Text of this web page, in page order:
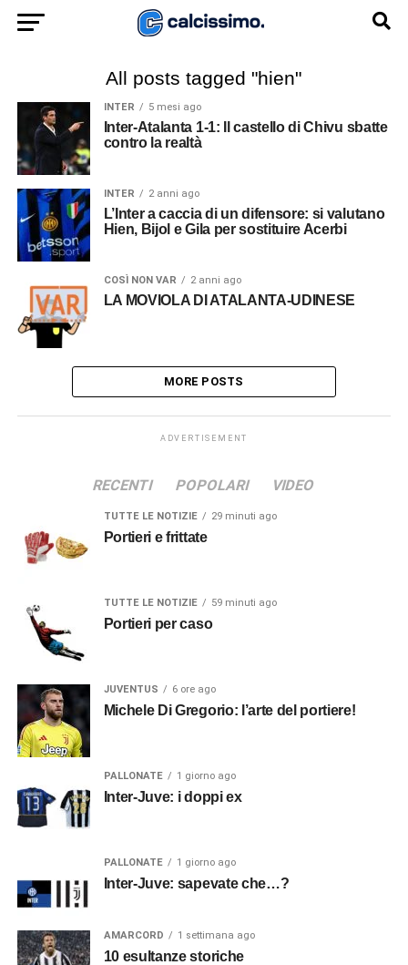
All posts tagged "hien"
INTER 5 mesi ago
Inter-Atalanta 1-1: Il castello di Chivu sbatte
contro la realtà
INTER 2 anni ago
L’Inter a caccia di un difensore: si valutano
Hien, Bijol e Gila per sostituire Acerbi
COSÌ NON VAR 2 anni ago
LA MOVIOLA DI ATALANTA-UDINESE
MORE POSTS
ADVERTISEMENT
RECENTI POPOLARI VIDEO
TUTTE LE NOTIZIE 29 minuti ago
Portieri e frittate
TUTTE LE NOTIZIE 59 minuti ago
Portieri per caso
JUVENTUS 6 ore ago
Michele Di Gregorio: l’arte del portiere!
PALLONATE 1 giorno ago
Inter-Juve: i doppi ex
PALLONATE 1 giorno ago
Inter-Juve: sapevate che…?
AMARCORD 1 settimana ago
10 esultanze storiche